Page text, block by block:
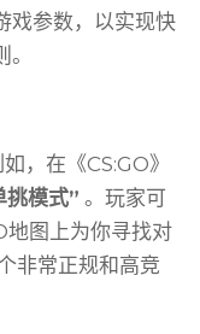
戏参数，以实现快
如，在《CS:GO》
挑模式” 。玩家可
地图上为你寻找对
非常正规和高竞